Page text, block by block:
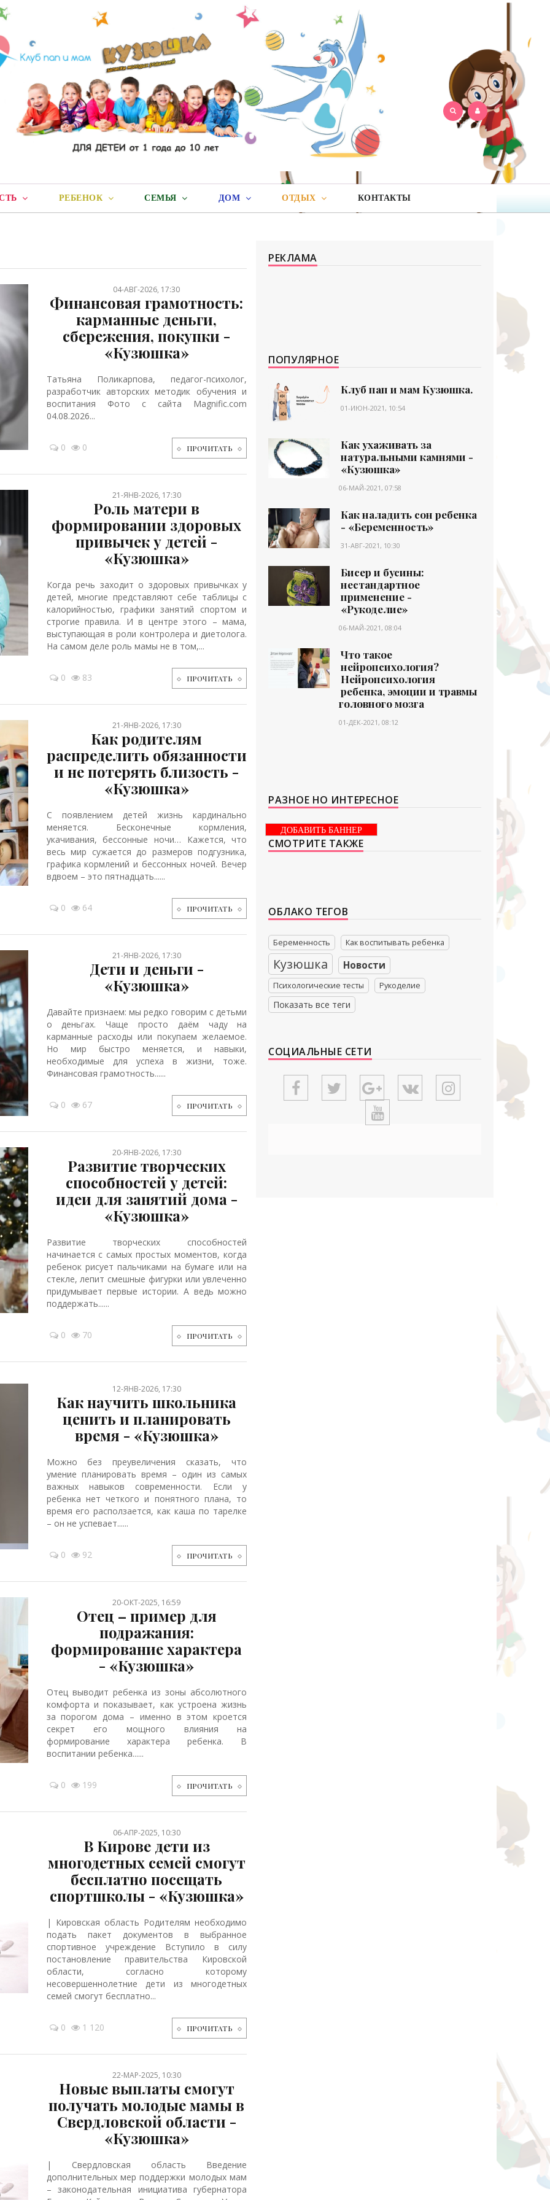
РЕБЕНОК СЕМЬЯ ДОМ ОТДЫХ КОНТАКТЫ
04-АВГ-2026, 17:30
Финансовая грамотность:
карманные деньги,
сбережения, покупки -
«Кузюшка»
Татьяна Поликарпова, педагог-психолог,
разработчик авторских методик обучения и
воспитания Фото с сайта Magnific.com
04.08.2026...
0 0 ПРОЧИТАТЬ
21-ЯНВ-2026, 17:30
Роль матери в
формировании здоровых
привычек у детей -
«Кузюшка»
Когда речь заходит о здоровых привычках у
детей, многие представляют себе таблицы с
калорийностью, графики занятий спортом и
строгие правила. И в центре этого – мама,
выступающая в роли контролера и диетолога.
На самом деле роль мамы не в том,...
0 83 ПРОЧИТАТЬ
21-ЯНВ-2026, 17:30
Как родителям
распределить обязанности
и не потерять близость -
«Кузюшка»
С появлением детей жизнь кардинально
меняется. Бесконечные кормления,
укачивания, бессонные ночи… Кажется, что
весь мир сужается до размеров подгузника,
графика кормлений и бессонных ночей. Вечер
вдвоем – это пятнадцать......
0 64 ПРОЧИТАТЬ
21-ЯНВ-2026, 17:30
Дети и деньги -
«Кузюшка»
Давайте признаем: мы редко говорим с детьми
о деньгах. Чаще просто даём чаду на
карманные расходы или покупаем желаемое.
Но мир быстро меняется, и навыки,
необходимые для успеха в жизни, тоже.
Финансовая грамотность......
0 67 ПРОЧИТАТЬ
20-ЯНВ-2026, 17:30
Развитие творческих
способностей у детей:
идеи для занятий дома -
«Кузюшка»
Развитие творческих способностей
начинается с самых простых моментов, когда
ребенок рисует пальчиками на бумаге или на
стекле, лепит смешные фигурки или увлеченно
придумывает первые истории. А ведь можно
поддержать......
0 70 ПРОЧИТАТЬ
12-ЯНВ-2026, 17:30
Как научить школьника
ценить и планировать
время - «Кузюшка»
Можно без преувеличения сказать, что
умение планировать время – один из самых
важных навыков современности. Если у
ребенка нет четкого и понятного плана, то
время его расползается, как каша по тарелке
– он не успевает......
0 92 ПРОЧИТАТЬ
20-ОКТ-2025, 16:59
Отец – пример для
подражания:
формирование характера
- «Кузюшка»
Отец выводит ребенка из зоны абсолютного
комфорта и показывает, как устроена жизнь
за порогом дома – именно в этом кроется
секрет его мощного влияния на
формирование характера ребенка. В
воспитании ребенка......
0 199 ПРОЧИТАТЬ
06-АПР-2025, 10:30
В Кирове дети из
многодетных семей смогут
бесплатно посещать
спортшколы - «Кузюшка»
| Кировская область Родителям необходимо
подать пакет документов в выбранное
спортивное учреждение Вступило в силу
постановление правительства Кировской
области, согласно которому
несовершеннолетние дети из многодетных
семей смогут бесплатно...
0 1 120 ПРОЧИТАТЬ
22-МАР-2025, 10:30
Новые выплаты смогут
получать молодые мамы в
Свердловской области -
«Кузюшка»
| Свердловская область Введение
дополнительных мер поддержки молодых мам
– законодательная инициатива губернатора
РЕКЛАМА
ПОПУЛЯРНОЕ
Клуб пап и мам Кузюшка.
01-ИЮН-2021, 10:54
Как ухаживать за
натуральными камнями -
«Кузюшка»
06-МАЙ-2021, 07:58
Как наладить сон ребенка
- «Беременность»
31-АВГ-2021, 10:30
Бисер и бусины:
нестандартное
применение -
«Рукоделие»
06-МАЙ-2021, 08:04
Что такое
нейропсихология?
Нейропсихология
ребенка, эмоции и травмы
головного мозга
01-ДЕК-2021, 08:12
РАЗНОЕ НО ИНТЕРЕСНОЕ
ДОБАВИТЬ БАННЕР
СМОТРИТЕ ТАКЖЕ
ОБЛАКО ТЕГОВ
Беременность Как воспитывать ребенка
Кузюшка Новости
Психологические тесты Рукоделие
Показать все теги
СОЦИАЛЬНЫЕ СЕТИ